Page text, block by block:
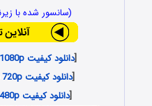
(سانسور شده با
[دانلود کیفیت 1080p با حجم 2.06 گیگابایت
[دانلود کیفیت 720p با حجم 1.03 گیگابایت
[دانلود کیفیت 480p با حجم 528 مگابایت